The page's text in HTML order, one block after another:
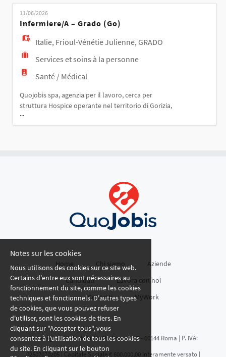
somministrando le terapie, aiutandoli nella
deambulazione e nell'ora dei pasti. Richiesto
possesso di attestato OSS Luogo di lavoro:
Castelfiorentino
11/06/2026
Infermiere/a – Grado (go)
Italie, Frioul-Vénétie Julienne, GRADO
Services et soins à la personne
Santé / Médical
Quojobis spa, agenzia per il lavoro, cerca per
struttura Hospice operante nel territorio di Gorizia,
INFERMIERE/A – GRADO (GO) Mansioni principali -
Assistenza infermieristica agli ospiti in cure
...
Home Chi siamo
Aziende
Candidati
Lavora con noi
Contatti
MyWork
Sede Legale: Viale della Civiltà Romana 7 - 00144 Roma | P. IVA:
02507070205 | Capitale Sociale € 600.000,00 interamente versato |
Notes sur les cookies
Nous utilisons des cookies sur ce site web.
Certains d'entre eux sont nécessaires au
fonctionnement du site, comme les cookies
techniques et fonctionnels. D'autres types
de cookies, que vous pouvez refuser
d'utiliser, sont les cookies de tiers. En
cliquant sur "Accepter tous", vous
consentez à l'utilisation de tous les cookies
du site. En cliquant sur le bouton